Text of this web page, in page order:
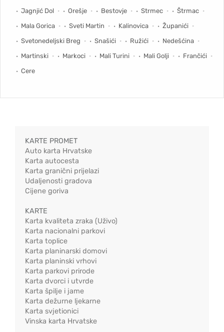
Jagnjić Dol
Orešje Bestovje Strmec
Štrmac
Mala Gorica
Sveti Martin Kalinovica
Županići
Svetonedeljski Breg
Snašići Ružići
Nedešćina
Martinski
Markoci Mali Turini Mali Golji
Frančići
Cere
KARTE PROMET
Auto karta Hrvatske
Karta autocesta
Karta granični prijelazi
Udaljenosti gradova
Cijene goriva
KARTE
Karta kvaliteta zraka (Uživo)
Karta nacionalni parkovi
Karta toplice
Karta planinarski domovi
Karta planinski vrhovi
Karta parkovi prirode
Karta dvorci i utvrde
Karta špilje i jame
Karta dežurne ljekarne
Karta svjetionici
Vinska karta Hrvatske